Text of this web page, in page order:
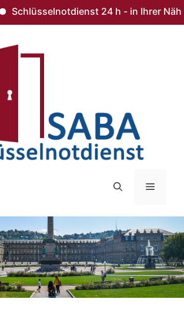
Schlüsselnotdienst 24 h - in Ihrer Nähe
Menü